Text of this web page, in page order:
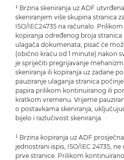
¹ Brzina skeniranja uz ADF
skeniranjem više skupina stranica
ISO/IEC24735 na računalo.
kopiranja određenog broja
ulagača dokumenata, pisač će
(obično kraću od 1 minute) nakon
je spriječiti pregrijavanje
skeniranja ili kopiranja uz zadane
pauziranje ulaganja stranica
papira prilikom kontinuiranog ili
kratkom vremenu. Vrijeme
o postavkama skeniranja,
bijelo i razlučivost skeniranja.
¹ Brzina kopiranja uz ADF
jednostrani ispis, ISO/IEC 24735,
prve stranice. Prilikom